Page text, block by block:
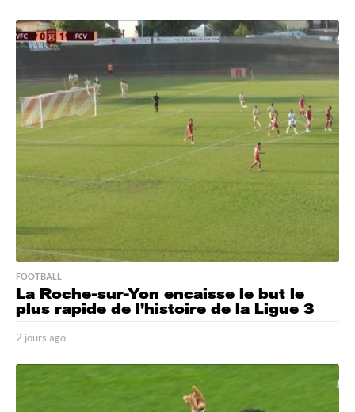
o
u
g
o
FOOTBALL
La Roche-sur-Yon encaisse le but le
plus rapide de l’histoire de la Ligue 3
2 jours ago
o